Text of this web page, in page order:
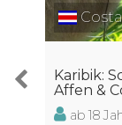
Karibik:
Affen &
ab 18